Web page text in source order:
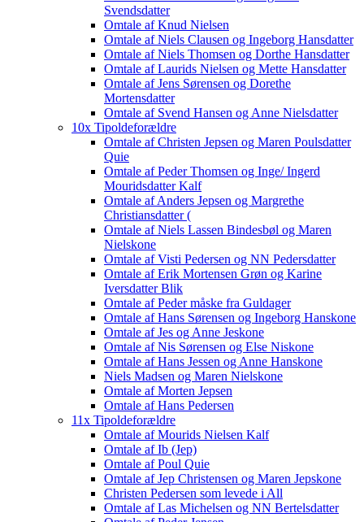
Svendsdatter
Omtale af Knud Nielsen
Omtale af Niels Clausen og Ingeborg Hansdatter
Omtale af Niels Thomsen og Dorthe Hansdatter
Omtale af Laurids Nielsen og Mette Hansdatter
Omtale af Jens Sørensen og Dorethe
Mortensdatter
Omtale af Svend Hansen og Anne Nielsdatter
10x Tipoldeforældre
Omtale af Christen Jepsen og Maren Poulsdatter
Quie
Omtale af Peder Thomsen og Inge/ Ingerd
Mouridsdatter Kalf
Omtale af Anders Jepsen og Margrethe
Christiansdatter (
Omtale af Niels Lassen Bindesbøl og Maren
Nielskone
Omtale af Visti Pedersen og NN Pedersdatter
Omtale af Erik Mortensen Grøn og Karine
Iversdatter Blik
Omtale af Peder måske fra Guldager
Omtale af Hans Sørensen og Ingeborg Hanskone
Omtale af Jes og Anne Jeskone
Omtale af Nis Sørensen og Else Niskone
Omtale af Hans Jessen og Anne Hanskone
Niels Madsen og Maren Nielskone
Omtale af Morten Jepsen
Omtale af Hans Pedersen
11x Tipoldeforældre
Omtale af Mourids Nielsen Kalf
Omtale af Ib (Jep)
Omtale af Poul Quie
Omtale af Jep Christensen og Maren Jepskone
Christen Pedersen som levede i All
Omtale af Las Michelsen og NN Bertelsdatter